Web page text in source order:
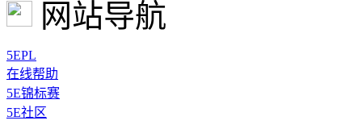
网站导航
5EPL
在线帮助
5E锦标赛
5E社区